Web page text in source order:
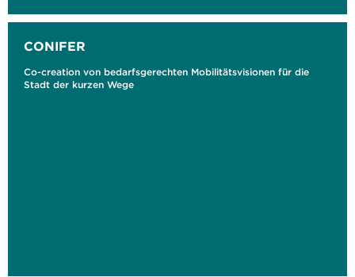
CONIFER
Co-creation von bedarfsgerechten Mobilitätsvisionen für die
Stadt der kurzen Wege